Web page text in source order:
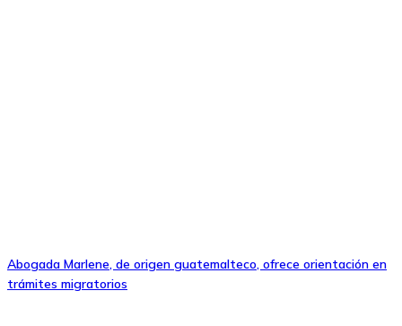
Abogada Marlene, de origen guatemalteco, ofrece orientación en
trámites migratorios